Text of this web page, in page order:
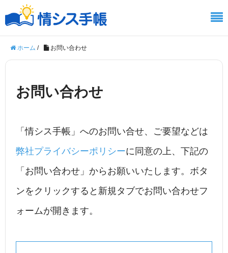
ホーム / お問い合わせ
お問い合わせ
「情シス手帳」へのお問い合せ、ご要望などは
弊社プライバシーポリシーに同意の上、下記の
「お問い合わせ」からお願いいたします。ボタ
ンをクリックすると新規タブでお問い合わせフ
ォームが開きます。